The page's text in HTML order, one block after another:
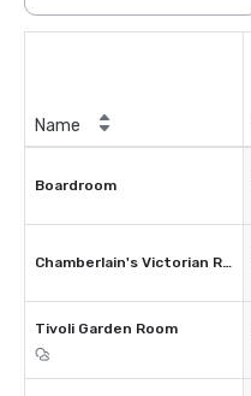
Name
Boardroom
Chamberlain's Victorian Restaurant
Tivoli Garden Room